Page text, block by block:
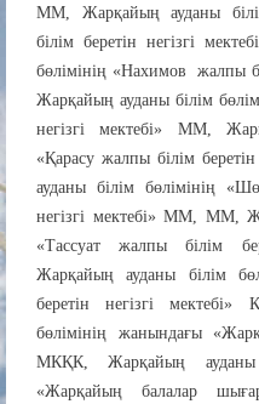
ММ, Жарқайың ауданы
білім беретін негізгі
бөлімінің «Нахимов жалпы
Жарқайың ауданы білім
негізгі мектебі» ММ,
«Қарасу жалпы білім
ауданы білім бөлімінің
негізгі мектебі» ММ, ММ,
«Тассуат жалпы білім
Жарқайың ауданы білім
беретін негізгі
бөлімінің жанындағы
МКҚК, Жарқайың ауданы
«Жарқайың балалар